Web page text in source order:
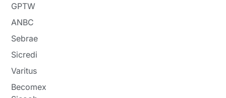
GPTW
ANBC
Sebrae
Sicredi
Varitus
Becomex